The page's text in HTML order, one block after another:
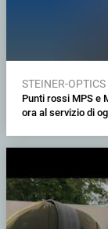
STEINER-OPTICS
Punti rossi MPS e
ora al servizio di